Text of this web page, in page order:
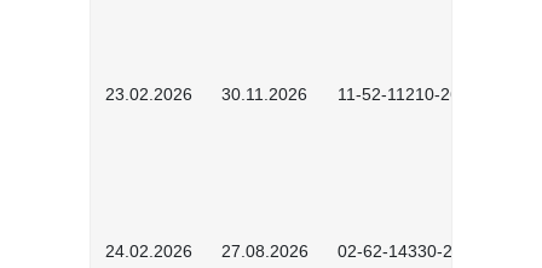
23.02.2026 30.11.2026 11-52-11210-2602
24.02.2026 27.08.2026 02-62-14330-2501